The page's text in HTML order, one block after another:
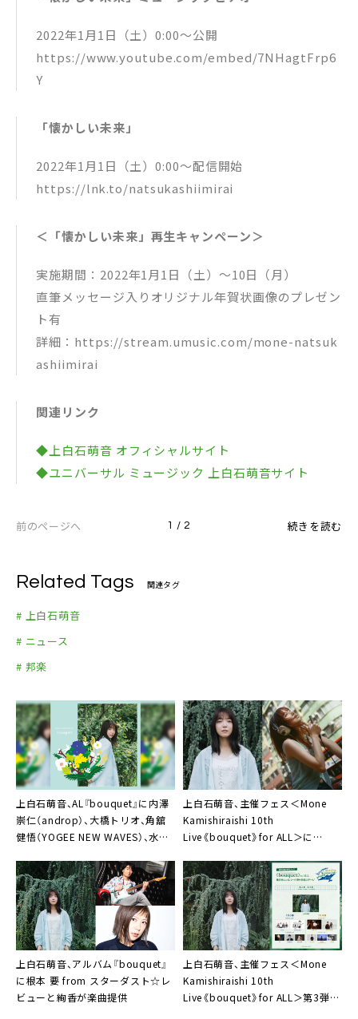
2022年1月1日（土）0:00〜公開
https://www.youtube.com/embed/7NHagtFrp6
Y
「懐かしい未来」
2022年1月1日（土）0:00〜配信開始
https://lnk.to/natsukashiimirai
＜「懐かしい未来」再生キャンペーン＞
実施期間：2022年1月1日（土）〜10日（月）
直筆メッセージ入りオリジナル年賀状画像のプレゼン
ト有
詳細：https://stream.umusic.com/mone-natsuk
ashiimirai
関連リンク
◆上白石萌音 オフィシャルサイト
◆ユニバーサル ミュージック 上白石萌音サイト
前のページへ 1 / 2 続きを読む
Related Tags 関連タグ
# 上白石萌音
# ニュース
# 邦楽
上白石萌音、AL『bouquet』に内澤
崇仁（androp）、大橋トリオ、角舘
健悟（YOGEE NEW WAVES）、水野
の楽曲提供が明らかに
上白石萌音、主催フェス＜Mone
Kamishiraishi 10th
Live《bouquet》for ALL＞に
として初の姉妹共演が実現
上白石萌音、アルバム『bouquet』
に根本 要 from スターダスト☆レ
ビューと絢香が楽曲提供
上白石萌音、主催フェス＜Mone
Kamishiraishi 10th
Live《bouquet》for ALL＞第3弾ラ